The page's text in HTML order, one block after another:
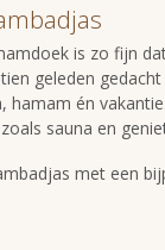
is zo fijn
geleden
hamam én
sauna en
met een